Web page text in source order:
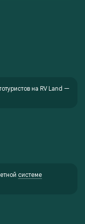
на RV Land —
системе